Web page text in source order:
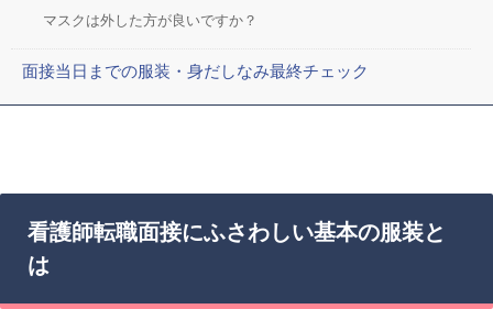
マスクは外した方が良いですか？
面接当日までの服装・身だしなみ最終チェック
看護師転職面接にふさわしい基本の服装と
は